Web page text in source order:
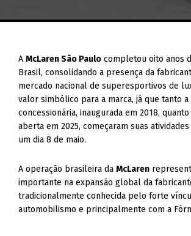
AMcLaren São Paulo completou oito anos
Brasil, consolidando a presença da
mercado nacional de superesportivos de
valor simbólico para a marca, já que tanto
concessionária, inaugurada em 2018,
aberta em 2025, começaram suas
um dia 8 de maio.
A operação brasileira daMcLaren
importante na expansão global da
tradicionalmente conhecida pelo forte
automobilismo e principalmente com a